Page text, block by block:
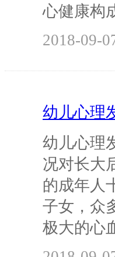
心健康构
2018-09-
幼儿心理
幼儿心理
况对长大
的成年人
子女，众
极大的心